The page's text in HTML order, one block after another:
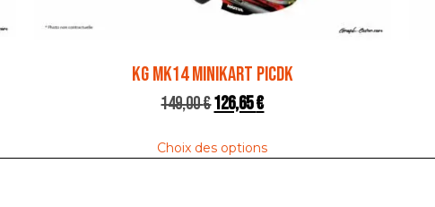
KG MK14 MINIKART PICDK
149,00€126,65€
Choix des options